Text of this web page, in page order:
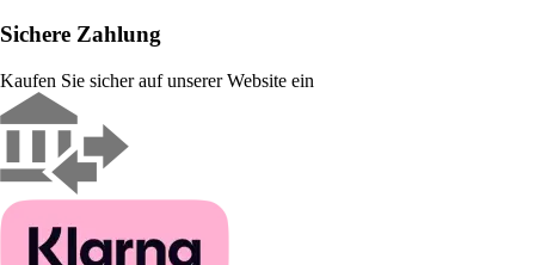
Sichere Zahlung
Kaufen Sie sicher auf unserer Website ein